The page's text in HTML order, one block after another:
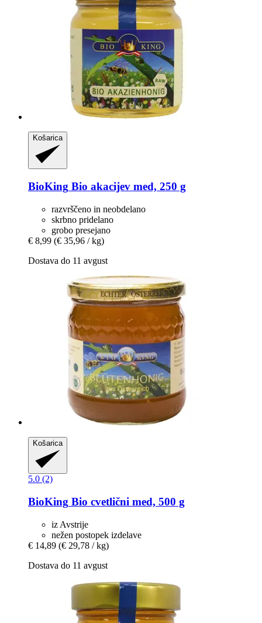
Košarica
BioKing Bio akacijev med, 250 g
razvrščeno in neobdelano
skrbno pridelano
grobo presejano
€ 8,99 (€ 35,96 / kg)
Dostava do 11 avgust
Košarica
5.0 (2)
BioKing Bio cvetlični med, 500 g
iz Avstrije
nežen postopek izdelave
€ 14,89 (€ 29,78 / kg)
Dostava do 11 avgust